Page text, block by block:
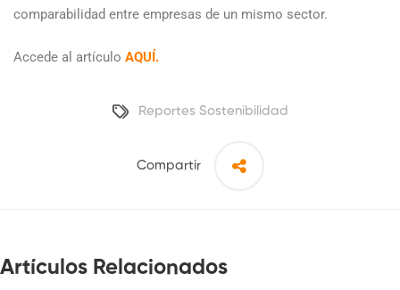
comparabilidad entre empresas de un mismo sector.
Accede al artículo AQUÍ.
Reportes Sostenibilidad
Compartir
Artículos Relacionados